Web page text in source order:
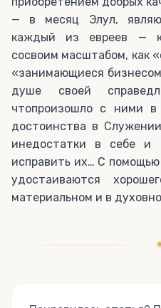
— в месяц Элул,
каждый из евреев —
сосвоим масштабом, как
«занимающиеся
душе своей
чтопроизошло с ними
достоинства в
инедостатки в себе
исправить их… С
удостаиваются
материальном и в